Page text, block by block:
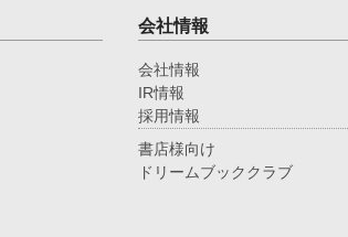
会社情報
会社情報
IR情報
採用情報
書店様向け
ドリームブッククラブ